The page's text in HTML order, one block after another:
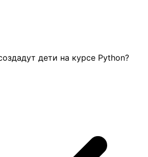
дети на курсе Python?